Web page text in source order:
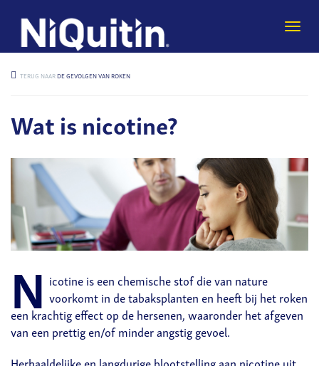
TERUG NAARDE GEVOLGEN VAN ROKEN
Wat is nicotine?
N icotine is een chemische stof die van nature
voorkomt in de tabaksplanten en heeft bij het roken
een krachtig effect op de hersenen, waaronder het afgeven
van een prettig en/of minder angstig gevoel.